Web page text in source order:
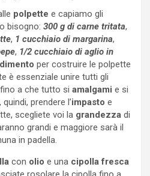
polpette e capiamo gli
bisogno: 300 g di carne tritata,
, 1 cucchiaio di margarina,
, 1/2 cucchiaio di aglio in
per costruire le polpette
è essenziale unire tutti gli
a che tutto si amalgami e si
prendere l’impasto e
scegliete voi la grandezza di
grandi e maggiore sarà il
in padella.
con olio e una cipolla fresca